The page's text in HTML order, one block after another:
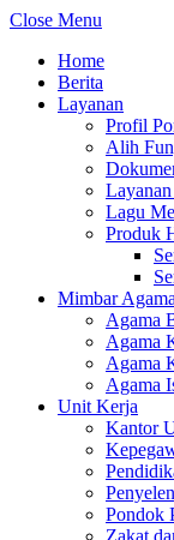
Close Menu
Home
Berita
Layanan
Profil
Alih
Lagu
Produk
Mimbar Agama
Agama
Agama
Agama
Agama
Unit Kerja
Kantor
Pondok
Zakat